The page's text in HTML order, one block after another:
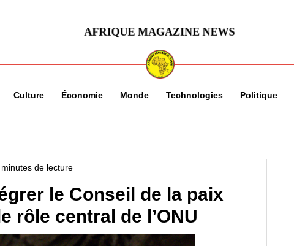
Culture Économie Monde Technologies Politique
minutes de lecture
le Conseil de la paix
rôle central de l’ONU